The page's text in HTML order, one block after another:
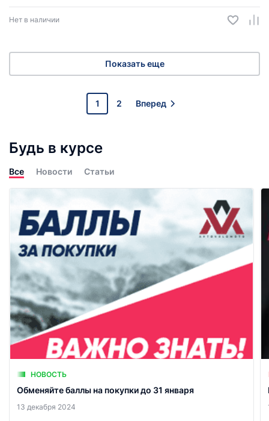
Нет в наличии
Показать еще
1 2 Вперед
Будь в курсе
Все Новости Статьи
НОВОСТЬ
Обменяйте баллы на покупки до 31 января
13 декабря 2024